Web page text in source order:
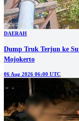
DAERAH
Dump Truk Terjun ke
Mojokerto
06 Aug 2026 06:00 UTC